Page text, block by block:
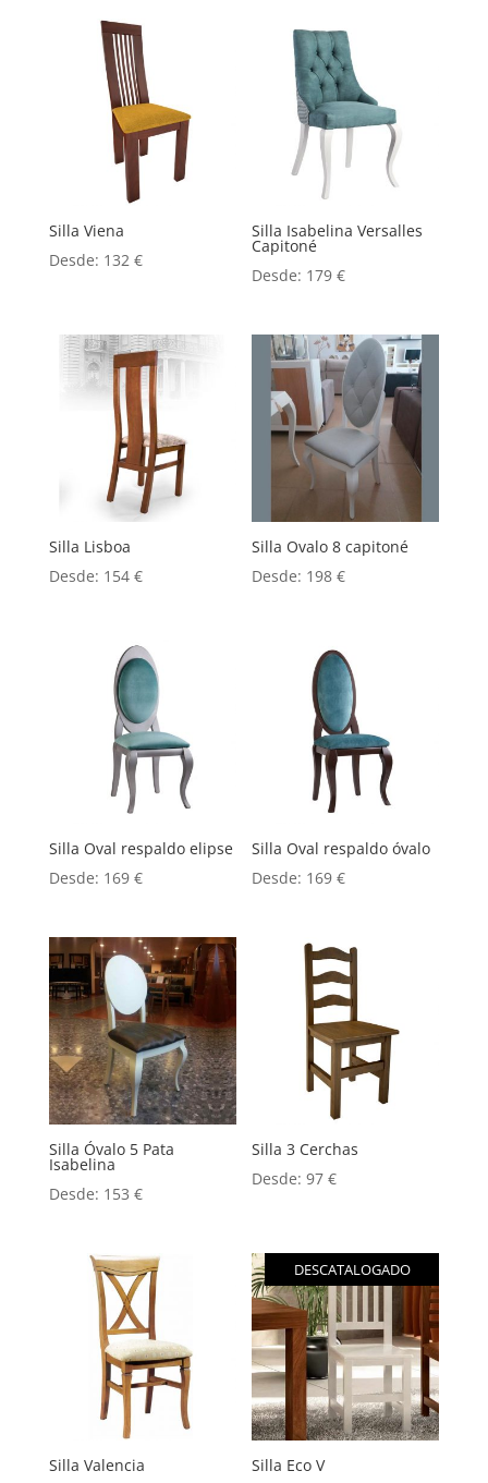
Silla Viena
Desde: 132 €
Silla Isabelina Versalles
Capitoné
Desde: 179€
Silla Lisboa
Desde: 154 €
Silla Ovalo 8 capitoné
Desde: 198€
Silla Oval respaldo elipse
Desde: 169 €
Silla Oval respaldo óvalo
Desde: 169€
Silla Óvalo 5 Pata
Isabelina
Desde: 153 €
Silla 3 Cerchas
Desde:97€
Silla Valencia
DESCATALOGADO
Silla Eco V